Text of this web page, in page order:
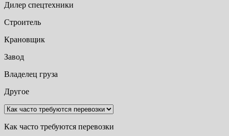
Дилер спецтехники
Строитель
Крановщик
Завод
Владелец груза
Другое
Как часто требуются перевозки